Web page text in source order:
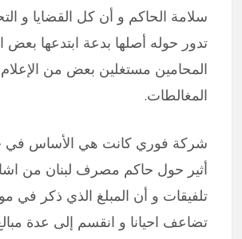
سلامة الحاكم و أن كل القضايا و
تدور حوله أصلها بدعة ابتدعها
المحامين مستغلين بعض من
المغالطات.
شركة فوري كانت هي الأساس في
أثير حول حاكم مصرف لبنان من
تلفيقات و أن المبلغ الذي ذكر في
تضاعف احيانا و انقسم إلى عدة